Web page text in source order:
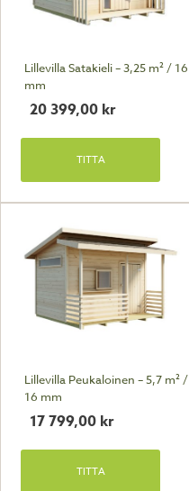
Lillevilla Satakieli – 3,25 m² / 16
mm
20 399,00 kr
TITTA
Lillevilla Peukaloinen – 5,7 m² /
16 mm
17 799,00 kr
TITTA